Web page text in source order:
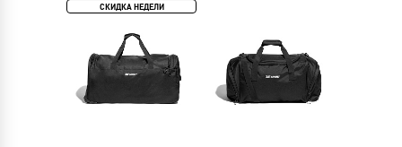
СКИДКА НЕДЕЛИ